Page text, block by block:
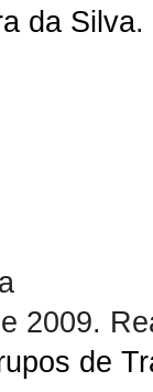
da Silva.
2009.
de